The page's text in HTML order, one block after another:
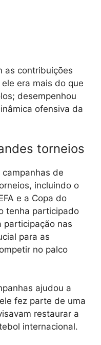
as contribuições
era mais do que
desempenhou
ofensiva da
torneios
de
incluindo o
e a Copa do
tenha participado
participação nas
para as
no palco
ajudou a
fez parte de uma
restaurar a
internacional.